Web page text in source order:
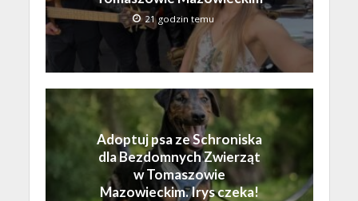
21 godzin temu
Adoptuj psa ze Schroniska
dla Bezdomnych Zwierząt
w Tomaszowie
Mazowieckim. Irys czeka!